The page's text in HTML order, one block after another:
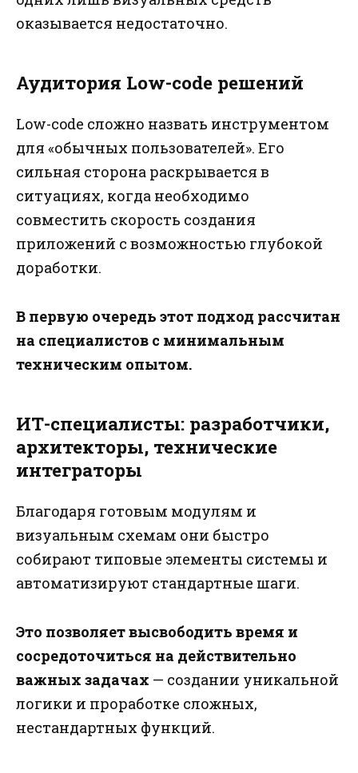
оказывается недостаточно.
Аудитория Low-code решений
Low-code сложно назвать инструментом
для «обычных пользователей». Его
сильная сторона раскрывается в
ситуациях, когда необходимо
совместить скорость создания
приложений с возможностью глубокой
доработки.
В первую очередь этот подход рассчитан
на специалистов с минимальным
техническим опытом.
ИТ-специалисты: разработчики,
архитекторы, технические
интеграторы
Благодаря готовым модулям и
визуальным схемам они быстро
собирают типовые элементы системы и
автоматизируют стандартные шаги.
Это позволяет высвободить время и
сосредоточиться на действительно
важных задачах — создании уникальной
логики и проработке сложных,
нестандартных функций.